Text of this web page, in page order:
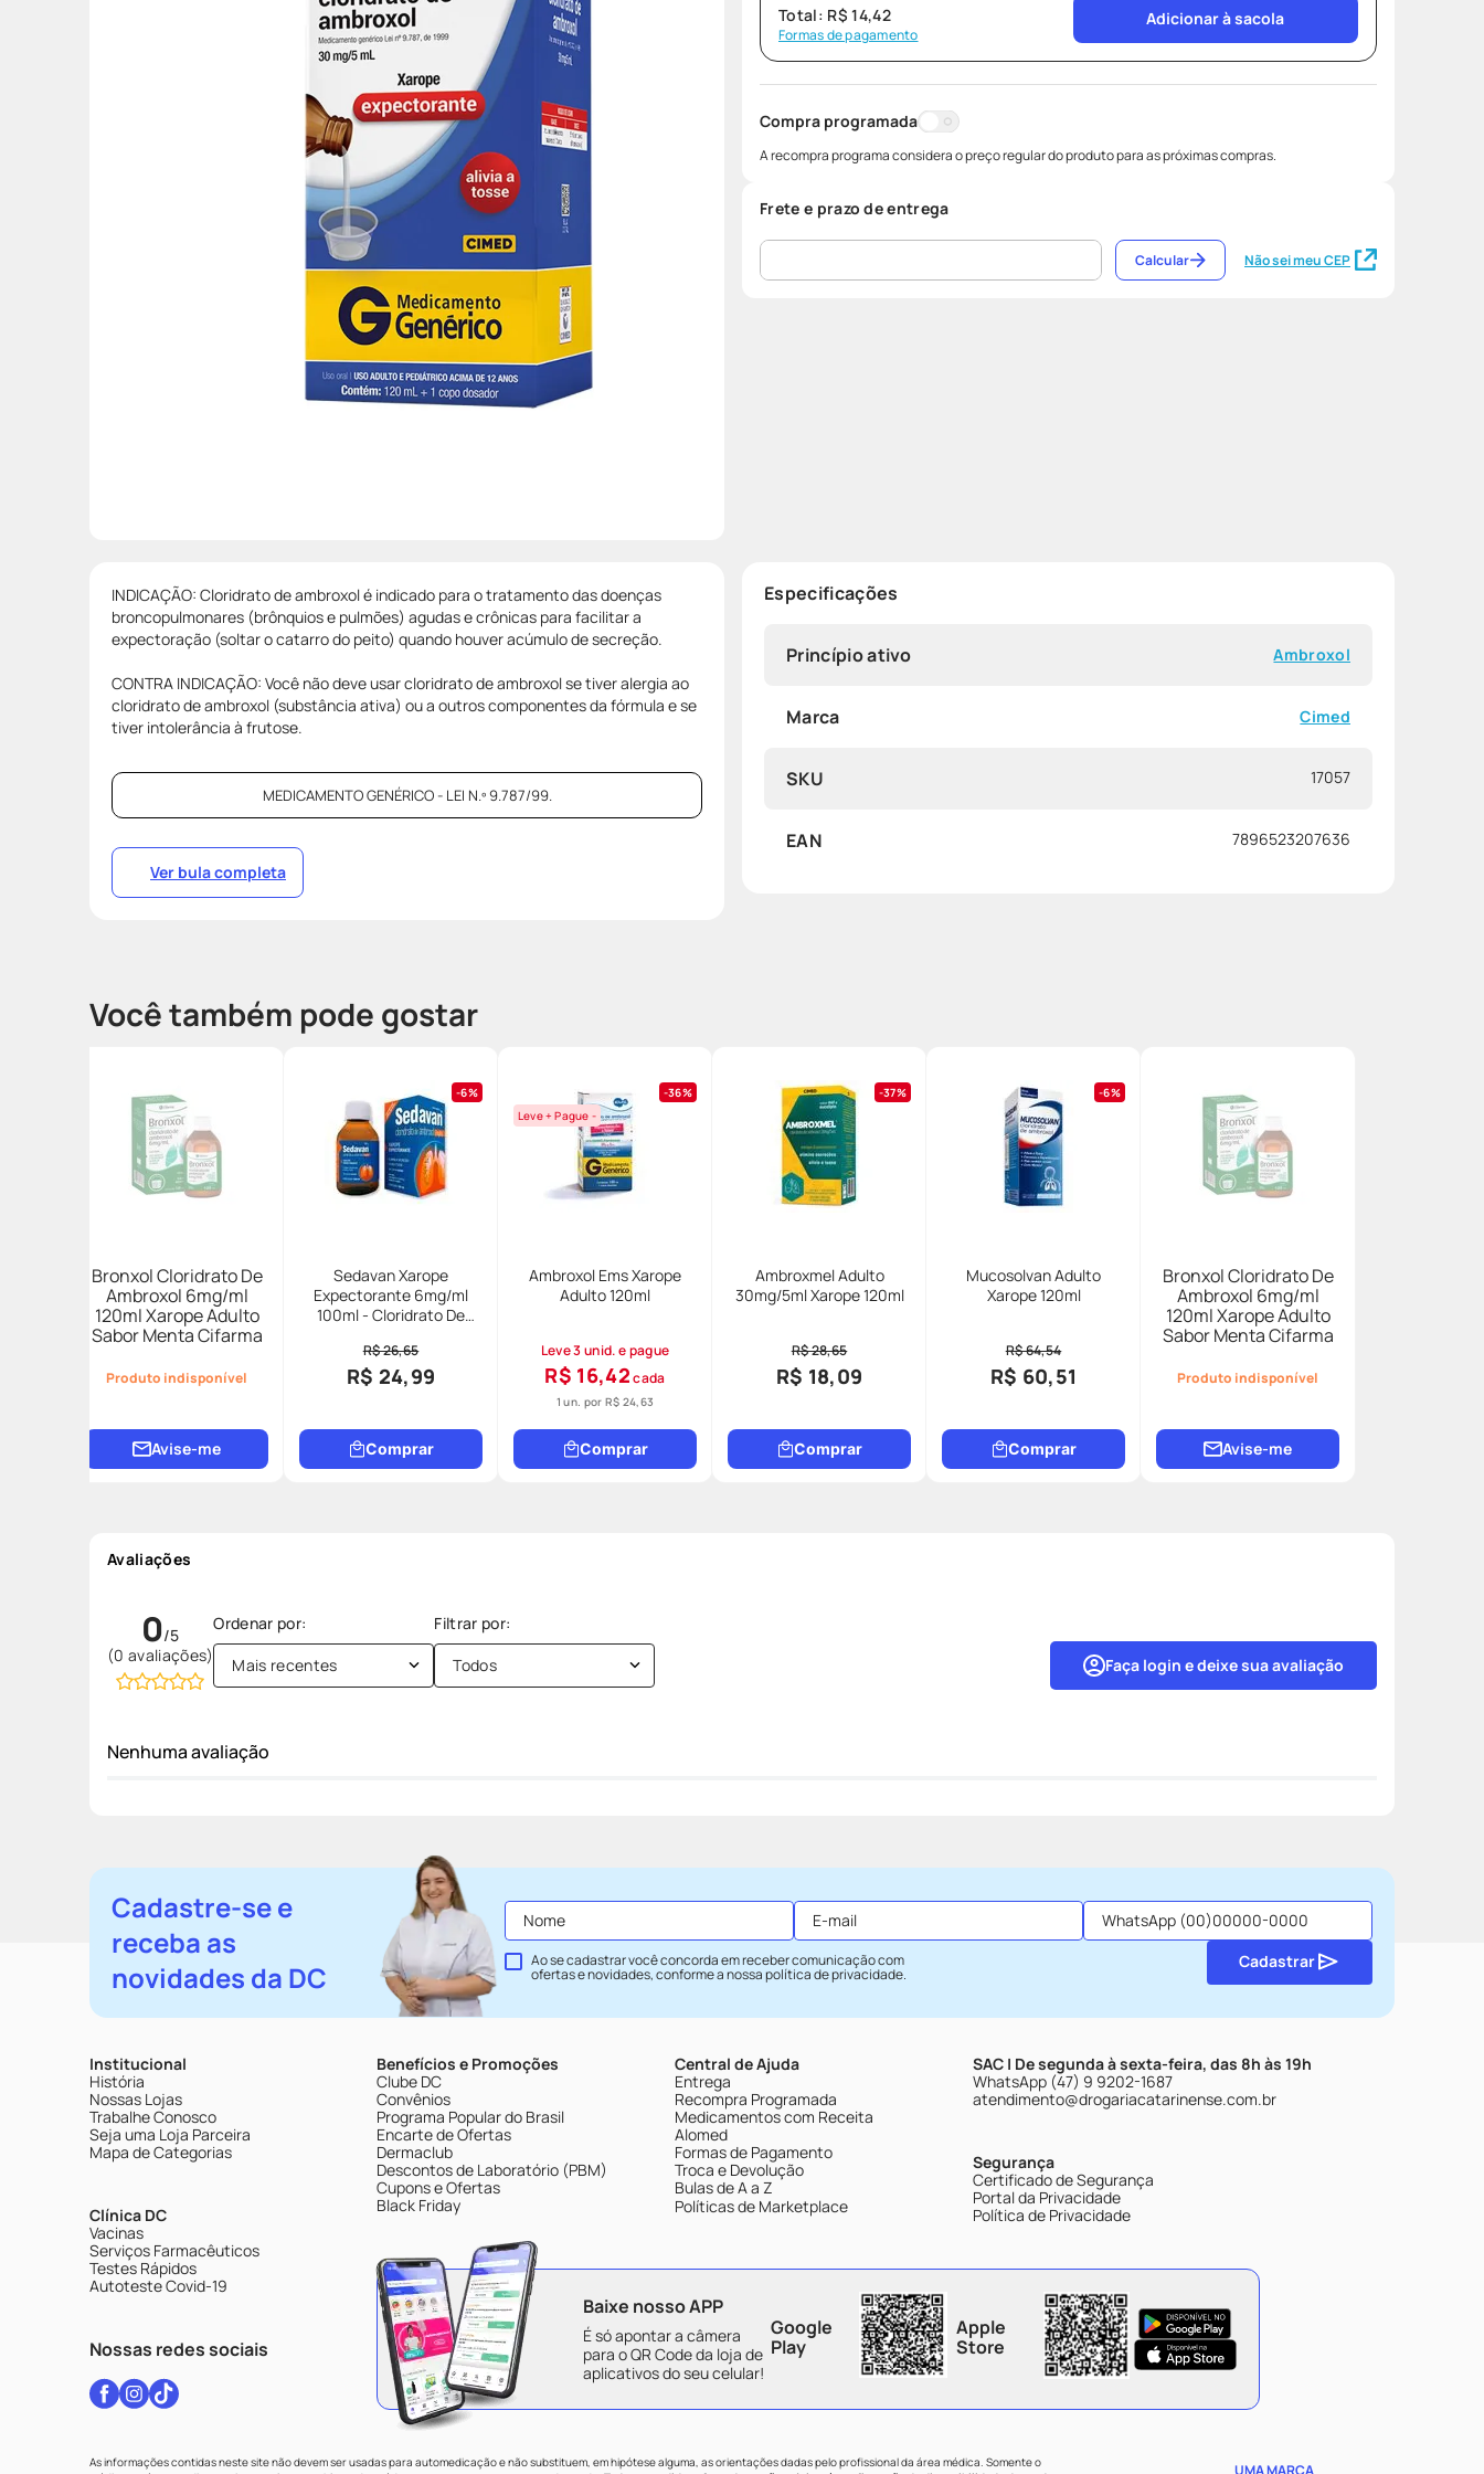
Total: R$ 14,42
Formas de pagamento
Adicionar à sacola
Compra programada
A recompra programa considera o preço regular do produto para as próximas compras.
Frete e prazo de entrega
Não sei meu CEP
Calcular
INDICAÇÃO: Cloridrato de ambroxol é indicado para o tratamento das doenças
broncopulmonares (brônquios e pulmões) agudas e crônicas para facilitar a
expectoração (soltar o catarro do peito) quando houver acúmulo de secreção.
CONTRA INDICAÇÃO: Você não deve usar cloridrato de ambroxol se tiver alergia ao
cloridrato de ambroxol (substância ativa) ou a outros componentes da fórmula e se
tiver intolerância à frutose.
MEDICAMENTO GENÉRICO - LEI N.º 9.787/99.
Ver bula completa
Especificações
Princípio ativo Ambroxol
Marca Cimed
SKU 17057
EAN 7896523207636
Você também pode gostar
Bronxol Cloridrato De
Ambroxol 6mg/ml
120ml Xarope Adulto
Sabor Menta Cifarma
Produto indisponível
Avise-me
6%
Sedavan Xarope
Expectorante 6mg/ml
100ml - Cloridrato De
R$ 26,65
R$ 24,99
Comprar
Leve + Pague -
36%
Ambroxol Ems Xarope
Adulto 120ml
Leve 3 unid. e pague
R$ 16,42cada
1 un. por R$ 24,63
Comprar
37%
Ambroxmel Adulto
30mg/5ml Xarope 120ml
R$ 28,65
R$ 18,09
Comprar
6%
Mucosolvan Adulto
Xarope 120ml
R$ 64,54
R$ 60,51
Comprar
Bronxol Cloridrato De
Ambroxol 6mg/ml
120ml Xarope Adulto
Sabor Menta Cifarma
Produto indisponível
Avise-me
Avaliações
0
(0 avaliações) Faça login e deixe sua avaliação
Mais recentes Todos
Nenhuma avaliação
Cadastre-se e
receba as
novidades da DC
Ao se cadastrar você concorda em receber comunicação com
ofertas e novidades, conforme a nossapolítica de privacidade.
Cadastrar
Institucional
História
Nossas Lojas
Trabalhe Conosco
Seja uma Loja Parceira
Mapa de Categorias
Clínica DC
Vacinas
Serviços Farmacêuticos
Testes Rápidos
Autoteste Covid-19
Nossas redes sociais
Benefícios e Promoções
Clube DC
Convênios
Programa Popular do Brasil
Encarte de Ofertas
Dermaclub
Descontos de Laboratório (PBM)
Cupons e Ofertas
Black Friday
Central de Ajuda
Entrega
Recompra Programada
Medicamentos com Receita
Alomed
Formas de Pagamento
Troca e Devolução
Bulas de A a Z
Políticas de Marketplace
SAC | De segunda à sexta-feira, das 8h às 19h
WhatsApp (47) 9 9202-1687
atendimento@drogariacatarinense.com.br
Segurança
Certificado de Segurança
Portal da Privacidade
Política de Privacidade
Baixe nosso APP
É só apontar a câmera
para o QR Code da loja de
aplicativos do seu celular!
Google
Play
Apple
Store
As informações contidas neste site não devem ser usadas para automedicação e não substituem, em hipótese alguma, as orientações dadas pelo profissional da área médica. Somente o